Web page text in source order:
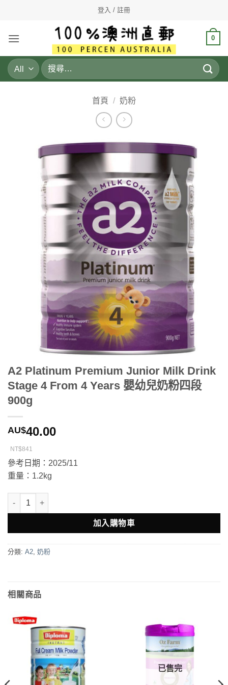
登入 / 註冊
0
搜
尋
首頁 / 奶粉
A2 Platinum Premium Junior Milk Drink
Stage 4 From 4 Years 嬰幼兒奶粉四段
900g
AU$40.00
NT$841
參考日期：2025/11
重量：1.2kg
A2 Platinum Premium Junior Milk Drink Stage 4 From 4 Years 嬰
加入購物車
分類: A2 奶粉
相關商品
已售完